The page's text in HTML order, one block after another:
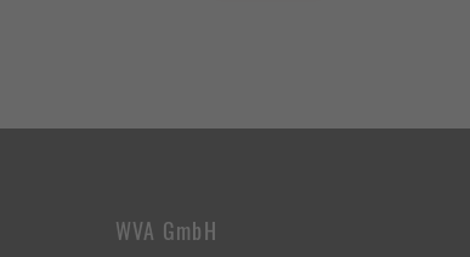
WVA GmbH